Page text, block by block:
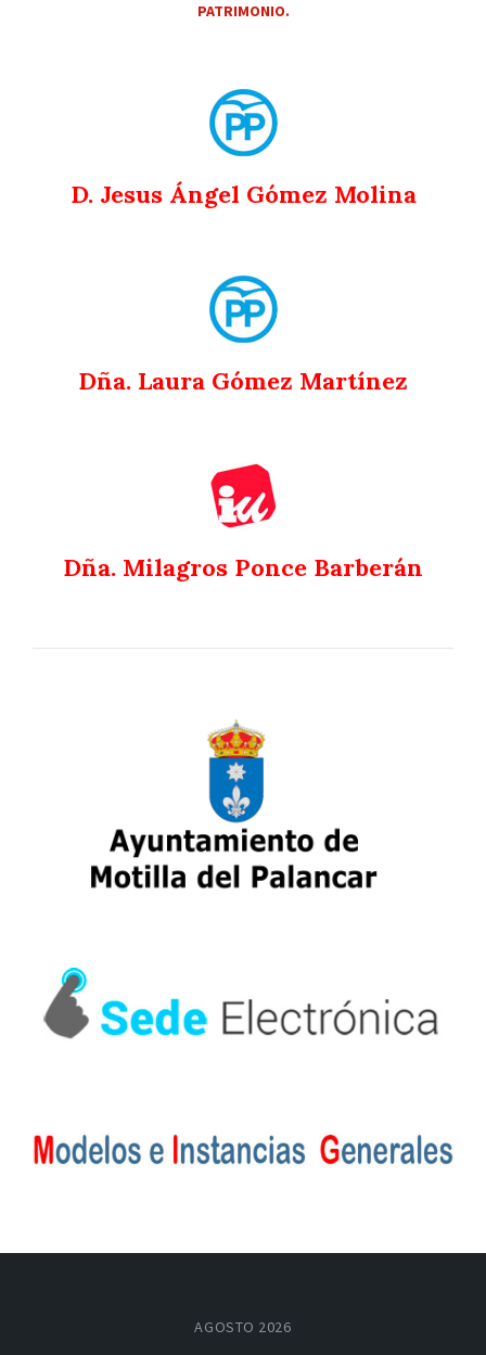
PATRIMONIO.
D. Jesus Ángel Gómez Molina
Dña. Laura Gómez Martínez
Dña. Milagros Ponce Barberán
AGOSTO 2026